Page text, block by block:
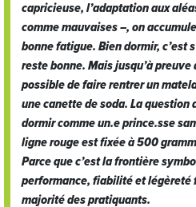
capricieuse, l’adaptation aux
comme mauvaises –, on
bonne fatigue. Bien dormir, c’est
reste bonne. Mais jusqu’à preuve
possible de faire rentrer un
une canette de soda. La question
dormir comme un.e prince.sse
ligne rouge est fixée à 500
Parce que c’est la frontière
performance, fiabilité et légèreté
majorité des pratiquants.